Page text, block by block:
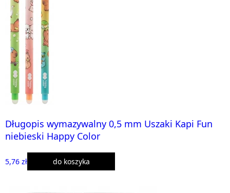
Długopis wymazywalny 0,5 mm Uszaki Kapi Fun
niebieski Happy Color
5,76 zł do koszyka